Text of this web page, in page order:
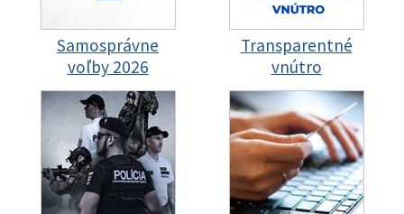
Samosprávne
voľby 2026
Transparentné
vnútro